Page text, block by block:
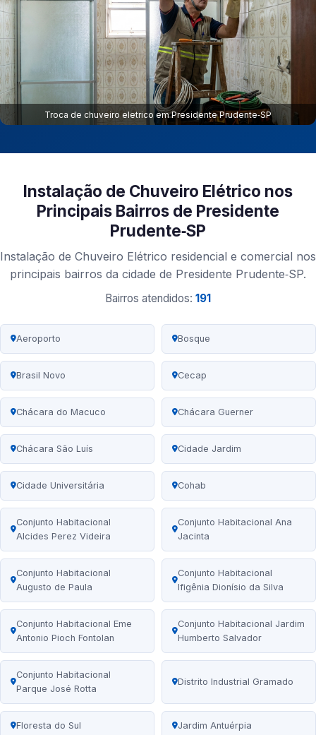
Troca de chuveiro eletrico em Presidente Prudente‑SP
Instalação de Chuveiro Elétrico nos
Principais Bairros de Presidente
Prudente‑SP
Instalação de Chuveiro Elétrico residencial e comercial nos
principais bairros da cidade de Presidente Prudente‑SP.
Bairros atendidos: 191
Aeroporto Bosque
Brasil Novo Cecap
Chácara do Macuco Chácara Guerner
Chácara São Luís Cidade Jardim
Cidade Universitária Cohab
Conjunto Habitacional
Alcides Perez Videira
Conjunto Habitacional Ana
Jacinta
Conjunto Habitacional
Augusto de Paula
Conjunto Habitacional
Ifigênia Dionísio da Silva
Conjunto Habitacional Eme
Antonio Pioch Fontolan
Conjunto Habitacional Jardim
Humberto Salvador
Conjunto Habitacional
Parque José Rotta
Distrito Industrial Gramado
Floresta do Sul Jardim Antuérpia